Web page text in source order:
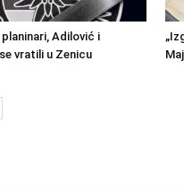
Adilović i
vratili u Zenicu